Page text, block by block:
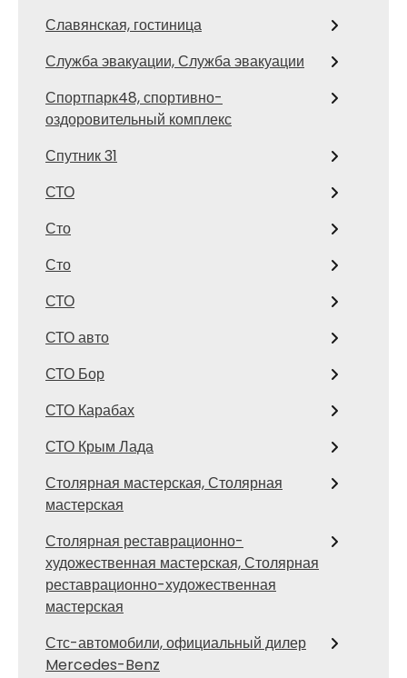
Славянская, гостиница
Служба эвакуации, Служба эвакуации
Спортпарк48, спортивно-
оздоровительный комплекс
Спутник 31
СТО
Сто
Сто
СТО
СТО авто
СТО Бор
СТО Карабах
СТО Крым Лада
Столярная мастерская, Столярная
мастерская
Столярная реставрационно-
художественная мастерская, Столярная
реставрационно-художественная
мастерская
Стс-автомобили, официальный дилер
Mercedes-Benz